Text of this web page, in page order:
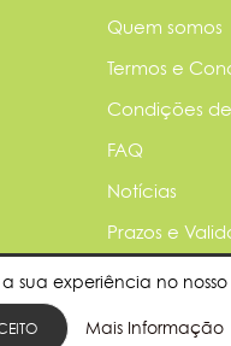
sua experiência no
Mais Informação
Quem somos
Termos e
Condições
FAQ
Notícias
Prazos e
Parcerias